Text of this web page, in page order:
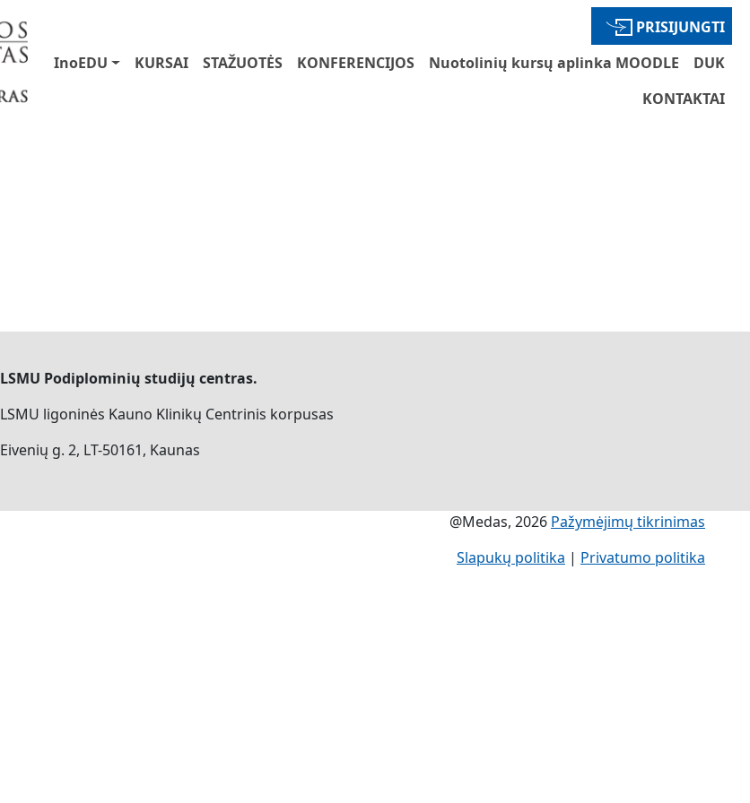
PRISIJUNGTI
Main navigation
InoEDU KURSAI STAŽUOTĖS KONFERENCIJOS Nuotolinių kursų aplinka MOODLE
DUK
KONTAKTAI
LSMU Podiplominių studijų centras.
LSMU ligoninės Kauno Klinikų Centrinis korpusas
Eivenių g. 2, LT-50161, Kaunas
@Medas, 2026 Pažymėjimų tikrinimas
Slapukų politika | Privatumo politika